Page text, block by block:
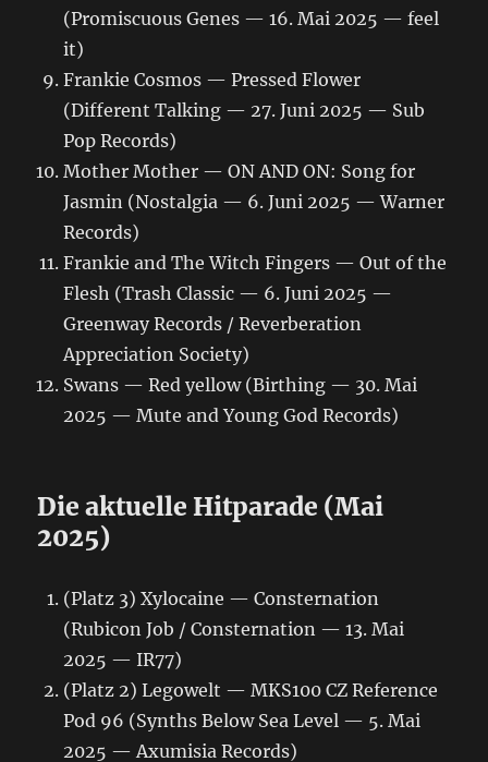
(Promiscuous Genes — 16. Mai 2025 — feel
it)
Frankie Cosmos — Pressed Flower
(Different Talking — 27. Juni 2025 — Sub
Pop Records)
Mother Mother — ON AND ON: Song for
Jasmin (Nostalgia — 6. Juni 2025 — Warner
Records)
Frankie and The Witch Fingers — Out of the
Flesh (Trash Classic — 6. Juni 2025 —
Greenway Records / Reverberation
Appreciation Society)
Swans — Red yellow (Birthing — 30. Mai
2025 — Mute and Young God Records)
Die aktuelle Hitparade (Mai
2025)
(Platz 3) Xylocaine — Consternation
(Rubicon Job / Consternation — 13. Mai
2025 — IR77)
(Platz 2) Legowelt — MKS100 CZ Reference
Pod 96 (Synths Below Sea Level — 5. Mai
2025 — Axumisia Records)